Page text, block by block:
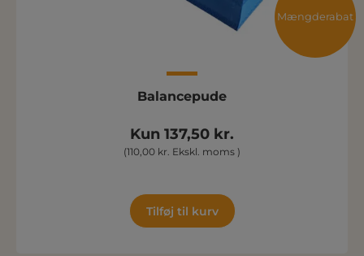
Mængderabat
Balancepude
Kun 137,50 kr.
(110,00 kr. Ekskl. moms )
Tilføj til kurv